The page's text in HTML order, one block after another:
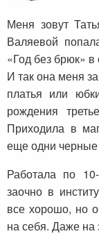
Меня зовут
Валяевой
«Год без брюк» в
И так она меня
платья или
рождения
Приходила в
еще одни
Работала по
заочно в
все хорошо, но
на себя. Даже на